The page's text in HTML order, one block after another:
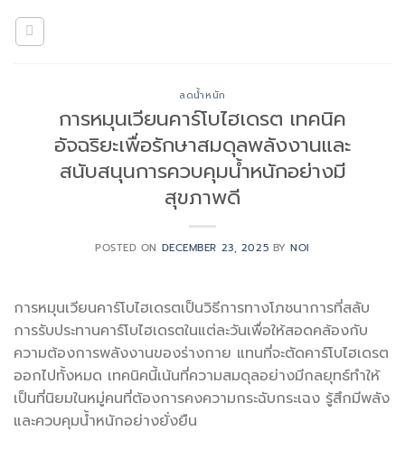
ลดน้ำหนัก
การหมุนเวียนคาร์โบไฮเดรต เทคนิค
อัจฉริยะเพื่อรักษาสมดุลพลังงานและ
สนับสนุนการควบคุมน้ำหนักอย่างมี
สุขภาพดี
POSTED ON DECEMBER 23, 2025 BYNOI
การหมุนเวียนคาร์โบไฮเดรตเป็นวิธีการทางโภชนาการที่สลับ
การรับประทานคาร์โบไฮเดรตในแต่ละวันเพื่อให้สอดคล้องกับ
ความต้องการพลังงานของร่างกาย แทนที่จะตัดคาร์โบไฮเดรต
ออกไปทั้งหมด เทคนิคนี้เน้นที่ความสมดุลอย่างมีกลยุทธ์ทำให้
เป็นที่นิยมในหมู่คนที่ต้องการคงความกระฉับกระเฉง รู้สึกมีพลัง
และควบคุมน้ำหนักอย่างยั่งยืน